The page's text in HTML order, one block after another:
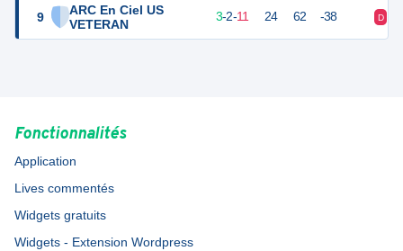
9
ARC En Ciel US
VETERAN
11 3-2-11 24 62 -38 D
Fonctionnalités
Application
Lives commentés
Widgets gratuits
Widgets - Extension Wordpress